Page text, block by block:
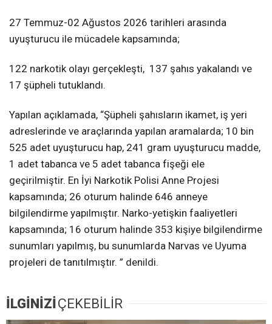
27 Temmuz-02 Ağustos 2026 tarihleri arasında
uyuşturucu ile mücadele kapsamında;
122 narkotik olayı gerçekleşti, 137 şahıs yakalandı ve
17 şüpheli tutuklandı.
Yapılan açıklamada, “Şüpheli şahısların ikamet, iş yeri
adreslerinde ve araçlarında yapılan aramalarda; 10 bin
525 adet uyuşturucu hap, 241 gram uyuşturucu madde,
1 adet tabanca ve 5 adet tabanca fişeği ele
geçirilmiştir. En İyi Narkotik Polisi Anne Projesi
kapsamında; 26 oturum halinde 646 anneye
bilgilendirme yapılmıştır. Narko-yetişkin faaliyetleri
kapsamında; 16 oturum halinde 353 kişiye bilgilendirme
sunumları yapılmış, bu sunumlarda Narvas ve Uyuma
projeleri de tanıtılmıştır. ” denildi.
İLGİNİZİÇEKEBİLİR